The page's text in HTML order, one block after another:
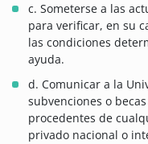
c. Someterse a las
para verificar, en su
las condiciones
ayuda.
d. Comunicar a la
subvenciones o
procedentes de
privado nacional o